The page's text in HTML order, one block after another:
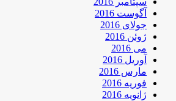
آگوست 2016
جولای 2016
ژوئن 2016
می 2016
آوریل 2016
مارس 2016
فوریه 2016
ژانویه 2016